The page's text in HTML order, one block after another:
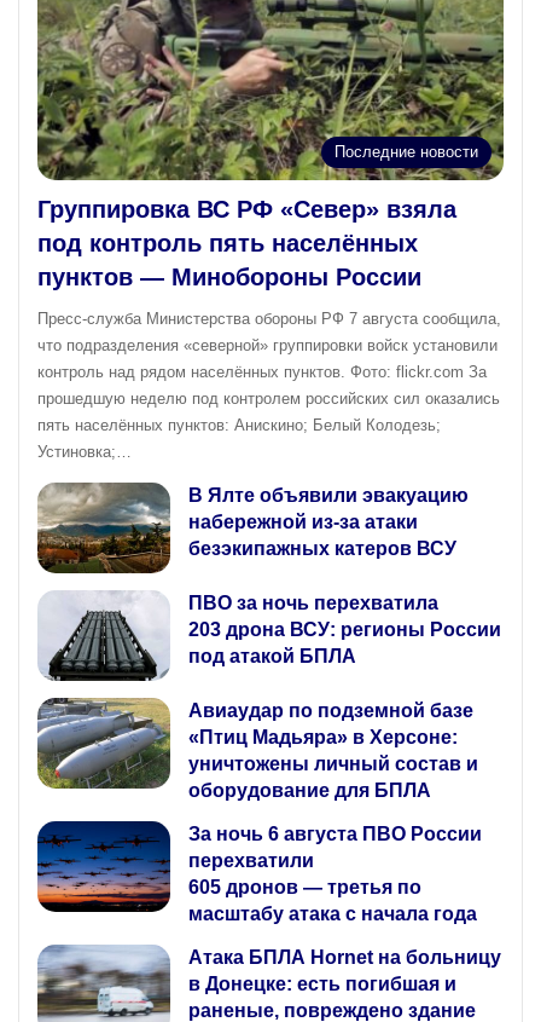
Последние новости
Группировка ВС РФ «Север» взяла
под контроль пять населённых
пунктов — Минобороны России
Пресс‑служба Министерства обороны РФ 7 августа сообщила,
что подразделения «северной» группировки войск установили
контроль над рядом населённых пунктов. Фото: flickr.com За
прошедшую неделю под контролем российских сил оказались
пять населённых пунктов: Анискино; Белый Колодезь;
Устиновка;…
В Ялте объявили эвакуацию
набережной из-за атаки
безэкипажных катеров ВСУ
ПВО за ночь перехватила
203 дрона ВСУ: регионы России
под атакой БПЛА
Авиаудар по подземной базе
«Птиц Мадьяра» в Херсоне:
уничтожены личный состав и
оборудование для БПЛА
За ночь 6 августа ПВО России
перехватили
605 дронов — третья по
масштабу атака с начала года
Атака БПЛА Hornet на больницу
в Донецке: есть погибшая и
раненые, повреждено здание